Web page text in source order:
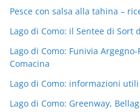
Pesce con salsa alla tahina –
Lago di Como: il Sentee di Sort
Lago di Como: Funivia
Comacina
Lago di Como: informazioni
Lago di Como: Greenway,